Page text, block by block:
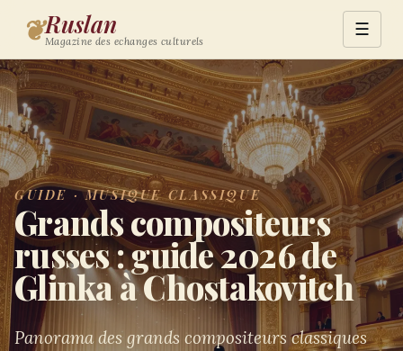
❦Ruslan
Magazine des echanges culturels
☰
GUIDE · MUSIQUE CLASSIQUE
Grands compositeurs
russes : guide 2026 de
Glinka à Chostakovitch
Panorama des grands compositeurs classiques